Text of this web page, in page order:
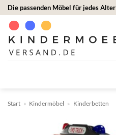
Zum
Inhalt
springen
Die passenden Möbel für jedes Alter
Start » Kindermöbel » Kinderbetten